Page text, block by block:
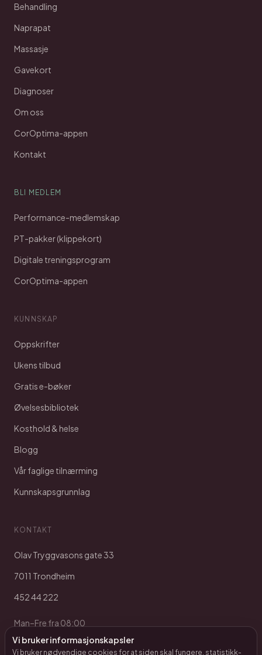
Vi bruker informasjonskapsler
Vi bruker nødvendige cookies for at siden skal fungere, statistikk-
Behandling
Naprapat
Massasje
Gavekort
Diagnoser
Om oss
CorOptima-appen
Kontakt
BLI MEDLEM
Performance-medlemskap
PT-pakker (klippekort)
Digitale treningsprogram
CorOptima-appen
KUNNSKAP
Oppskrifter
Ukens tilbud
Gratis e-bøker
Øvelsesbibliotek
Kosthold & helse
Blogg
Vår faglige tilnærming
Kunnskapsgrunnlag
KONTAKT
Olav Tryggvasons gate 33
7011 Trondheim
452 44 222
Man–Fre fra 08:00